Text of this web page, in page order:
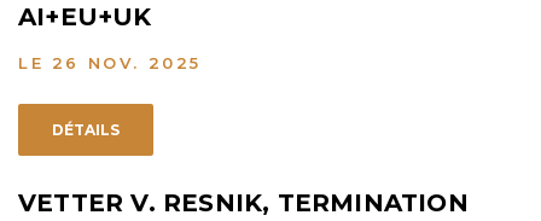
AI+EU+UK
LE 26 NOV. 2025
DÉTAILS
VETTER V. RESNIK, TERMINATION